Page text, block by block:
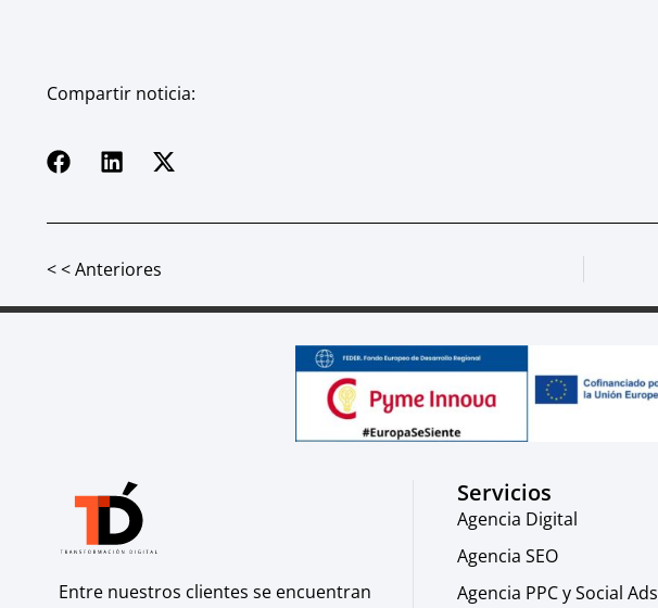
Compartir noticia:
< < Anteriores
Entre nuestros clientes se encuentran
Servicios
Agencia Digital
Agencia SEO
Agencia PPC y Social Ads